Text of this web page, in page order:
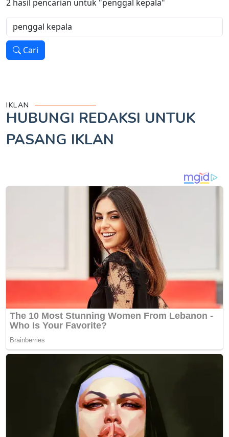
2 hasil pencarian untuk "penggal kepala"
Cari
IKLAN
HUBUNGI REDAKSI UNTUK
PASANG IKLAN